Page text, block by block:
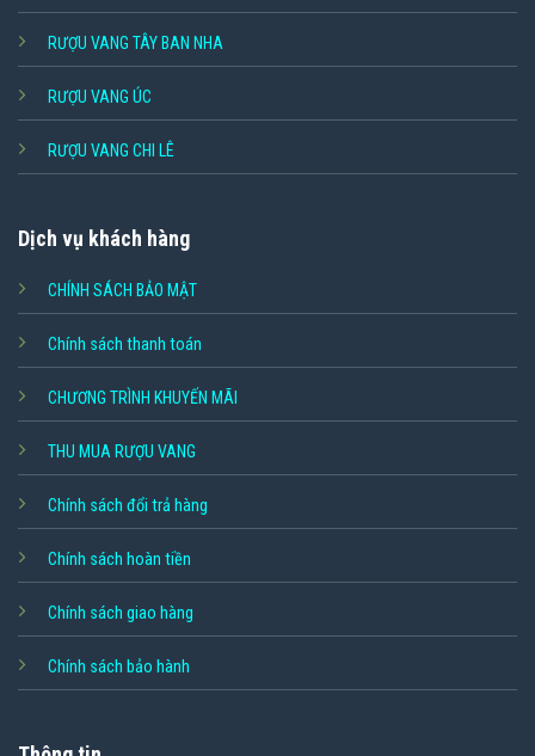
RƯỢU VANG TÂY BAN NHA
RƯỢU VANG ÚC
RƯỢU VANG CHI LÊ
Dịch vụ khách hàng
CHÍNH SÁCH BẢO MẬT
Chính sách thanh toán
CHƯƠNG TRÌNH KHUYẾN MÃI
THU MUA RƯỢU VANG
Chính sách đổi trả hàng
Chính sách hoàn tiền
Chính sách giao hàng
Chính sách bảo hành